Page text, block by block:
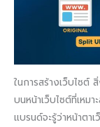
ในการสร้างเว็บไซ
บนหน้าเว็บไซต์ที่เหม
แบรนด์จะรู้ว่าหน้าตา